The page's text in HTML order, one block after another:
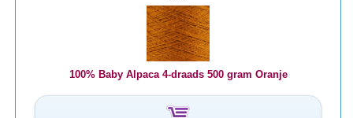
100% Baby Alpaca 4-draads 500 gram Oranje